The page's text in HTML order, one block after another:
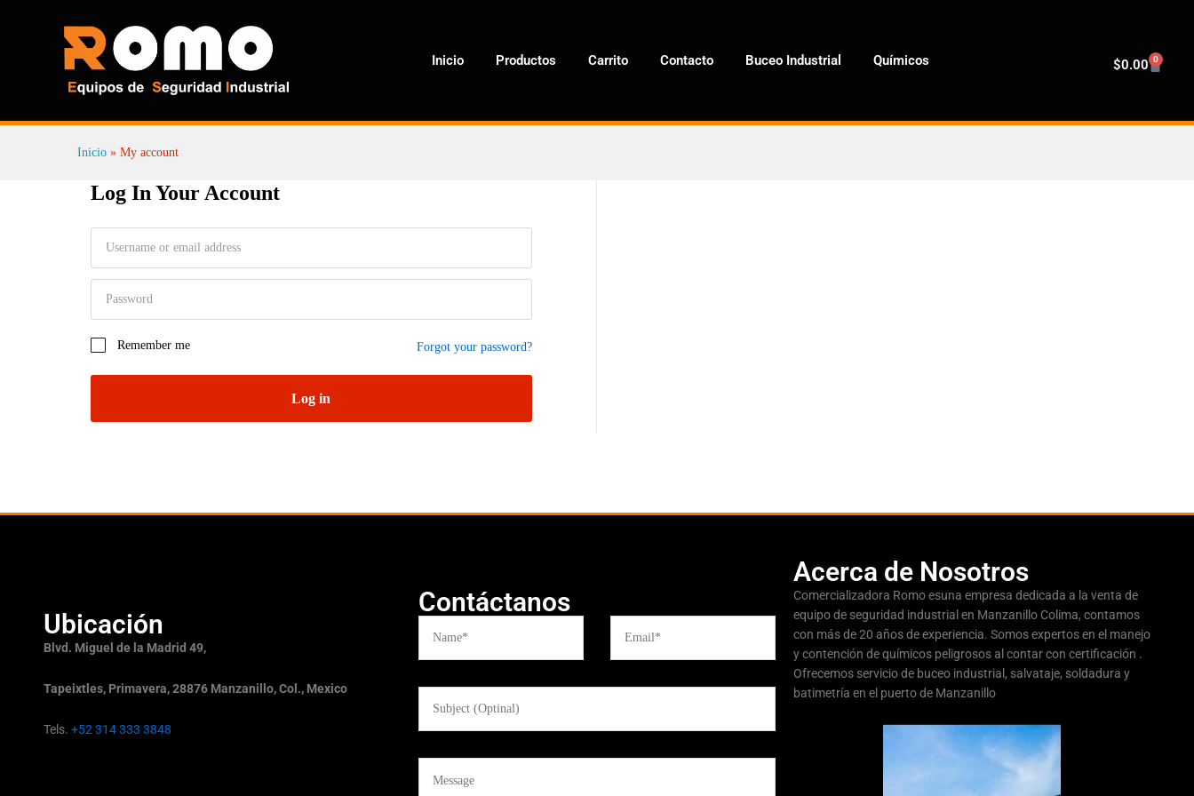
Inicio Productos Carrito Contacto Buceo Industrial Químicos $0.00 0
Inicio » My account
Log In Your Account
Remember me Forgot your password?
Log in
Ubicación
Blvd. Miguel de la Madrid 49,
Tapeixtles, Primavera, 28876 Manzanillo, Col., Mexico
Tels. +52 314 333 3848
Contáctanos
Acerca de Nosotros
Comercializadora Romo esuna empresa dedicada a la venta de
equipo de seguridad industrial en Manzanillo Colima, contamos
con más de 20 años de experiencia. Somos expertos en el manejo
y contención de químicos peligrosos al contar con certificación .
Ofrecemos servicio de buceo industrial, salvataje, soldadura y
batimetría en el puerto de Manzanillo